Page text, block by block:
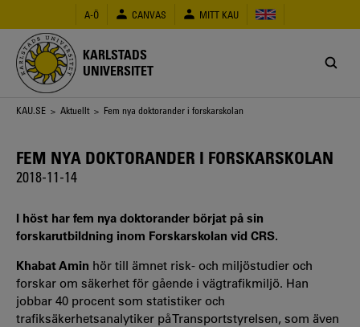
huvudinnehåll
A-Ö CANVAS MITT KAU
KARLSTADS
UNIVERSITET
Länkstig
KAU.SE > Aktuellt > Fem nya doktorander i forskarskolan
FEM NYA DOKTORANDER I FORSKARSKOLAN
2018-11-14
I höst har fem nya doktorander börjat på sin
forskarutbildning inom Forskarskolan vid CRS.
Khabat Amin hör till ämnet risk- och miljöstudier och
forskar om säkerhet för gående i vägtrafikmiljö. Han
jobbar 40 procent som statistiker och
trafiksäkerhetsanalytiker på Transportstyrelsen, som även